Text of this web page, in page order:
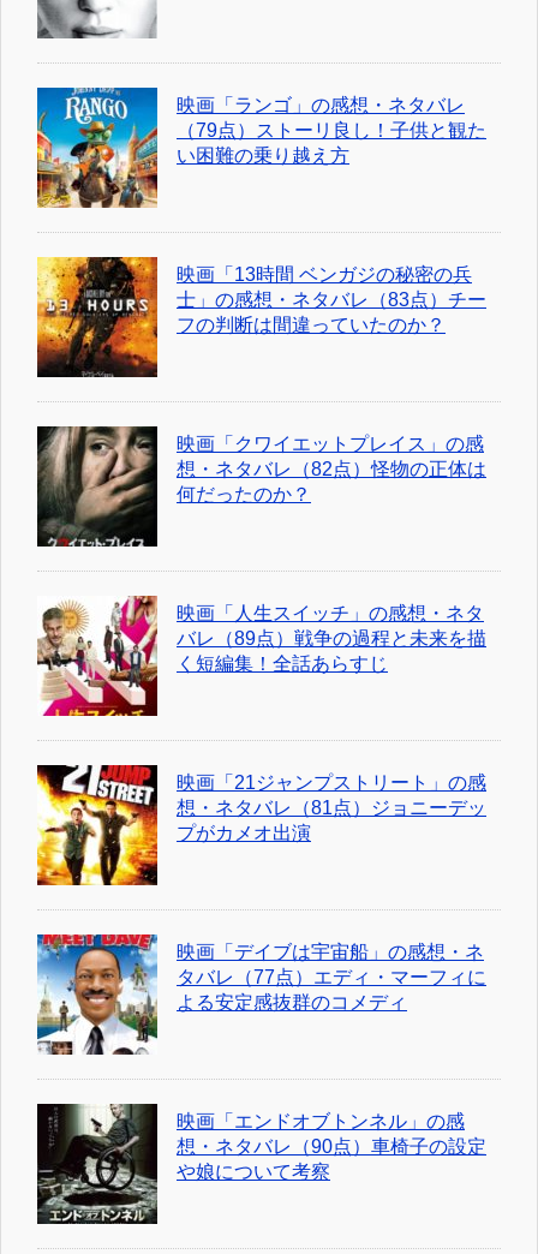
映画「ランゴ」の感想・ネタバレ
（79点）ストーリ良し！子供と観た
い困難の乗り越え方
映画「13時間 ベンガジの秘密の兵
士」の感想・ネタバレ（83点）チー
フの判断は間違っていたのか？
映画「クワイエットプレイス」の感
想・ネタバレ（82点）怪物の正体は
何だったのか？
映画「人生スイッチ」の感想・ネタ
バレ（89点）戦争の過程と未来を描
く短編集！全話あらすじ
映画「21ジャンプストリート」の感
想・ネタバレ（81点）ジョニーデッ
プがカメオ出演
映画「デイブは宇宙船」の感想・ネ
タバレ（77点）エディ・マーフィに
よる安定感抜群のコメディ
映画「エンドオブトンネル」の感
想・ネタバレ（90点）車椅子の設定
や娘について考察